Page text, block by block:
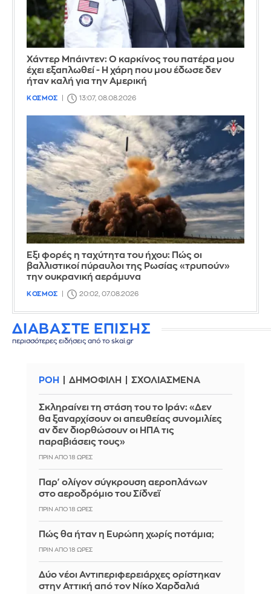
Χάντερ Μπάιντεν: Ο καρκίνος του πατέρα μου
έχει εξαπλωθεί - Η χάρη που μου έδωσε δεν
ήταν καλή για την Αμερική
ΚΟΣΜΟΣ 13:07, 08.08.2026
Έξι φορές η ταχύτητα του ήχου: Πώς οι
βαλλιστικοί πύραυλοι της Ρωσίας «τρυπούν»
την ουκρανική αεράμυνα
ΚΟΣΜΟΣ 20:02, 07.08.2026
ΔΙΑΒΑΣΤΕ ΕΠΙΣΗΣ
περισσότερες ειδήσεις από το skai.gr
ΡΟΗ ΔΗΜΟΦΙΛΗ ΣΧΟΛΙΑΣΜΕΝΑ
Σκληραίνει τη στάση του το Ιράν: «Δεν
θα ξαναρχίσουν οι απευθείας συνομιλίες
αν δεν διορθώσουν οι ΗΠΑ τις
παραβιάσεις τους»
ΠΡΙΝ ΑΠΌ 18 ΏΡΕΣ
Παρ' ολίγον σύγκρουση αεροπλάνων
στο αεροδρόμιο του Σίδνεϊ
ΠΡΙΝ ΑΠΌ 18 ΏΡΕΣ
Πώς θα ήταν η Ευρώπη χωρίς ποτάμια;
ΠΡΙΝ ΑΠΌ 18 ΏΡΕΣ
Δύο νέοι Αντιπεριφερειάρχες ορίστηκαν
στην Αττική από τον Νίκο Χαρδαλιά